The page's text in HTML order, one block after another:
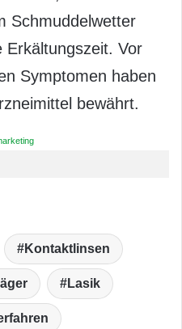
Schmuddelwetter
Erkältungszeit. Vor
Symptomen haben
bewährt.
Kontaktlinsen
Lasik